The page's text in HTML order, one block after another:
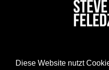
Diese Website nutzt